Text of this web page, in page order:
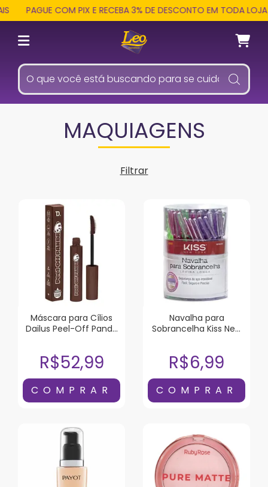
PAGUE COM PIX E RECEBA 3% DE DESCONTO EM TODA LOJA
MAQUIAGENS
Filtrar
Máscara para Cílios
Dailus Peel-Off Panda
R$52,99
Navalha para
Sobrancelha Kiss New
R$6,99